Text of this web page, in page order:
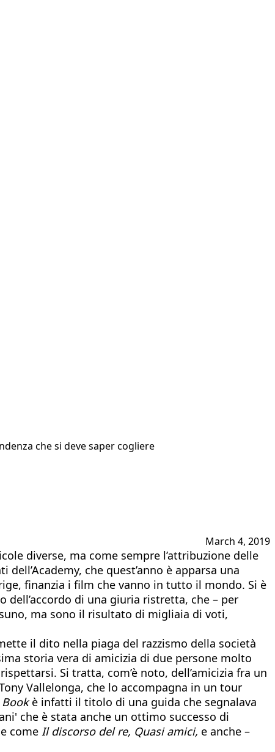
che si deve saper cogliere
March 4, 2019
diverse, ma come sempre l’attribuzione delle
che quest’anno è apparsa una
finanzia i film che vanno in tutto il mondo. Si è
di una giuria ristretta, che – per
ma sono il risultato di migliaia di voti,
il dito nella piaga del razzismo della società
storia vera di amicizia di due persone molto
Si tratta, com’è noto, dell’amicizia fra un
Vallelonga, che lo accompagna in un tour
Bookè infatti il titolo di una guida che segnalava
che è stata anche un ottimo successo di
come Il discorso del re, Quasi amici, e anche –